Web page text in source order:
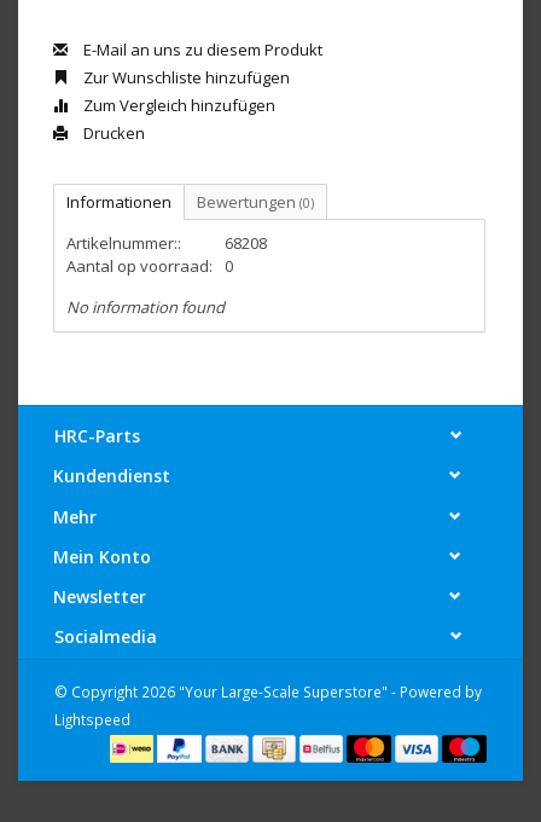
E-Mail an uns zu diesem Produkt
Zur Wunschliste hinzufügen
Zum Vergleich hinzufügen
Drucken
Informationen Bewertungen (0)
Artikelnummer::
68208
Aantal op voorraad:
0
No information found
HRC-Parts
Kundendienst
Mehr
Mein Konto
Newsletter
Socialmedia
© Copyright 2026 "Your Large-Scale Superstore" - Powered by
Lightspeed